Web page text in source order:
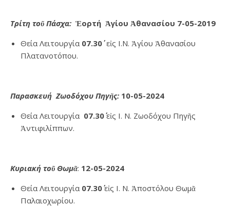
Τρίτη τοῦ Πάσχα: Ἑορτή Ἁγίου Ἀθανασίου 7-05-2019
Θεία Λειτουργία 07.30΄εἰς Ι.Ν. Ἁγίου Ἀθανασίου
Πλατανοτόπου.
Παρασκευή Ζωοδόχου Πηγῆς: 10-05-2024
Θεία Λειτουργία 07.30΄εἰς Ι. Ν. Ζωοδόχου Πηγῆς
Ἀντιφιλίππων.
Κυριακή τοῦ Θωμᾶ: 12-05-2024
Θεία Λειτουργία 07.30΄εἰς Ι. Ν. Ἀποστόλου Θωμᾶ
Παλαιοχωρίου.